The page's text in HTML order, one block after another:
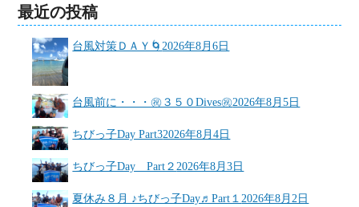
最近の投稿
台風対策ＤＡＹ🌀2026年8月6日
台風前に・・・㊗３５０Dives㊗2026年8月5日
ちびっ子Day Part32026年8月4日
ちびっ子Day Part２2026年8月3日
夏休み８月 ♪ちびっ子Day♬Part１2026年8月2日